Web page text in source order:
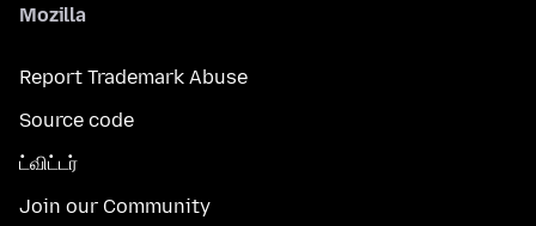
Mozilla
Report Trademark Abuse
Source code
ட்விட்டர்
Join our Community